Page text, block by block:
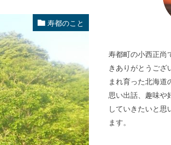
寿都のこと
寿都町の小西正尚
きありがとうござ
まれ育った北海道
思い出話、趣味や
していきたいと思
ます。